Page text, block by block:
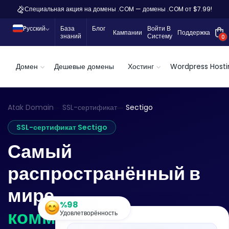
Специальная акция на домены .COM — домены .COM от $7.99!
Pусский
База
знаний
Блог Кампании
Войти В
Систему
Поддержка
0
Домен Дешевые домены Хостинг Wordpress
Atak Domain SSL-сертификат
Sectigo
SSL-сертификат Sectigo
Самый
распространённый в
мире
коммерческий центр
%98
Удовлетворённость